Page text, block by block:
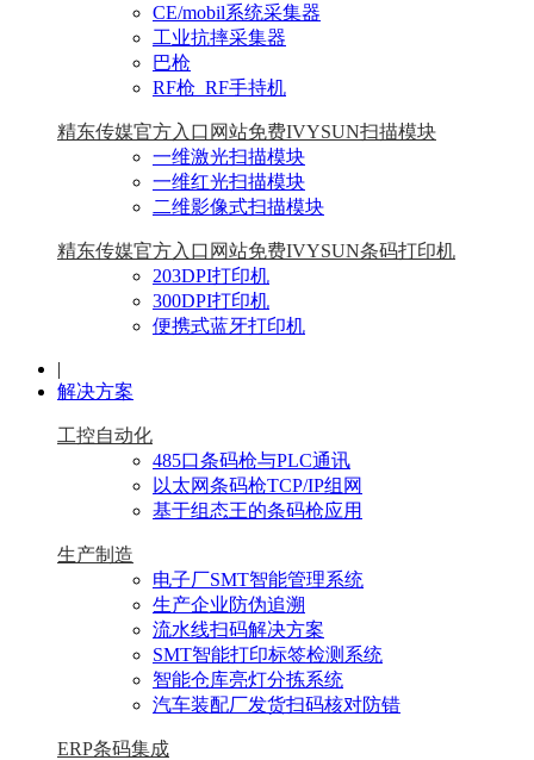
CE/mobil系统采集器
工业抗摔采集器
巴枪
RF枪_RF手持机
精东传媒官方入口网站免费IVYSUN扫描模块
一维激光扫描模块
一维红光扫描模块
二维影像式扫描模块
精东传媒官方入口网站免费IVYSUN条码打印机
203DPI打印机
300DPI打印机
便携式蓝牙打印机
|
解决方案
工控自动化
485口条码枪与PLC通讯
以太网条码枪TCP/IP组网
基于组态王的条码枪应用
生产制造
电子厂SMT智能管理系统
生产企业防伪追溯
流水线扫码解决方案
SMT智能打印标签检测系统
智能仓库亮灯分拣系统
汽车装配厂发货扫码核对防错
ERP条码集成